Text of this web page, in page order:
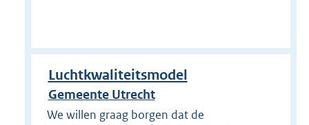
Luchtkwaliteitsmodel
Gemeente Utrecht
We willen graag borgen dat de